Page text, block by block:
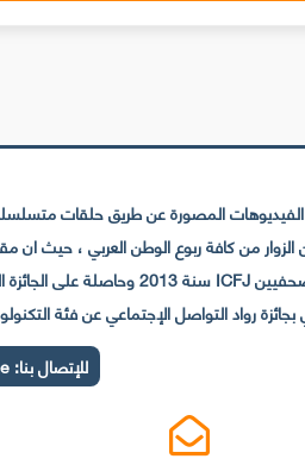
المصورة عن طريق حلقات متسلسلة
التواصل الإجتماعي عن فئة التكنولوجيا سنة 2015 وهو الموقع التقني الاول في
للإتصال بنا: